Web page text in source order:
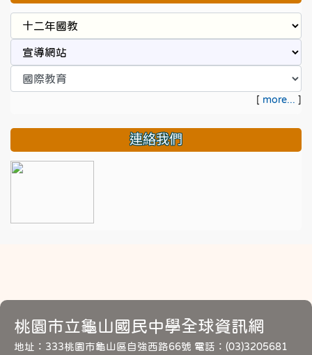
[ more... ]
連絡我們
桃園市立龜山國民中學全球資訊網
地址：333桃園市龜山區自強西路66號 電話：(03)3205681